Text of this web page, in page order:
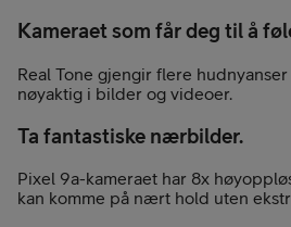
Kameraet som får deg til å
Real Tone gjengir flere
nøyaktig i bilder og videoer.
Ta fantastiske nærbilder.
Pixel 9a-kameraet har 8x
kan komme på nært hold uten